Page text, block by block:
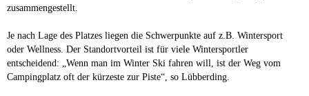
zusammengestellt.
Je nach Lage des Platzes liegen die Schwerpunkte auf z.B. Wintersport
oder Wellness. Der Standortvorteil ist für viele Wintersportler
entscheidend: „Wenn man im Winter Ski fahren will, ist der Weg vom
Campingplatz oft der kürzeste zur Piste“, so Lübberding.